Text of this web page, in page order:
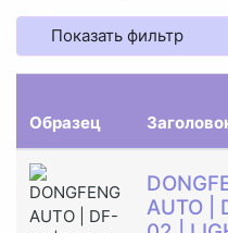
Показать фильтр
Образец
AUTO |